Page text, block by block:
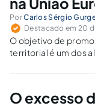
PorCarlos Sérgio
Destacado em 20
O objetivo de
territorial é um dos
europeu.
O excesso